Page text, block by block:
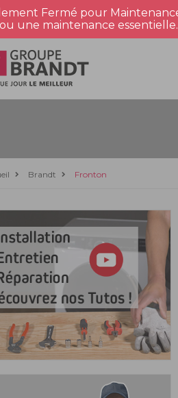
Fermé pour
une maintenance essentielle.
Brandt Fronton